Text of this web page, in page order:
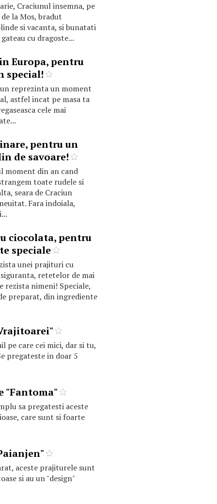
Craciunul insemna, pe
la Mos, bradut
si vacanta, si bunatati
cu dragoste...
Europa, pentru
special!
reprezinta un moment
astfel incat pe masa ta
cele mai
pentru un
de savoare!
moment din an cand
toate rudele si
seara de Craciun
Fara indoiala,
ciocolata, pentru
speciale
unei prajituri cu
retetelor de mai
rezista nimeni! Speciale,
preparat, din ingrediente
pe care cei mici, dar si tu,
pregateste in doar 5
"Fantoma"
sa pregatesti aceste
care sunt si foarte
aceste prajiturele sunt
si au un "design"